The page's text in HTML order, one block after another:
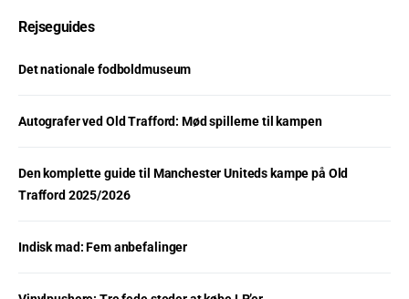
Rejseguides
Det nationale fodboldmuseum
Autografer ved Old Trafford: Mød spillerne til kampen
Den komplette guide til Manchester Uniteds kampe på Old
Trafford 2025/2026
Indisk mad: Fem anbefalinger